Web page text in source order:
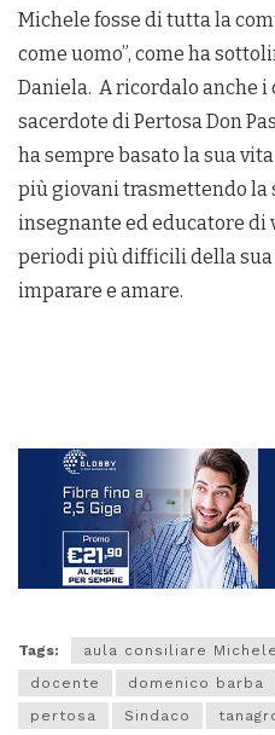
Michele fosse di tutta la
come uomo”, come ha
Daniela. A ricordalo anche
sacerdote di Pertosa Don
ha sempre basato la sua
più giovani trasmettendo la
insegnante ed educatore di
periodi più difficili della
imparare e amare.
Tags: aula consiliare Michele
docente
domenico barba
pertosa
Sindaco